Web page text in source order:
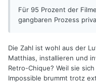
Für 95 Prozent der
gangbaren Prozess
Die Zahl ist wohl aus der
Matthias, installieren und
Retro-Chique? Weil sie
Impossible brummt trotz